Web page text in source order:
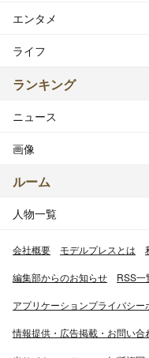
エンタメ
ライフ
ランキング
ニュース
画像
ルーム
人物一覧
会社概要 モデルプレスとは
編集部からのお知らせ RSS一
アプリケーションプライバシー
情報提供・広告掲載・お問い合